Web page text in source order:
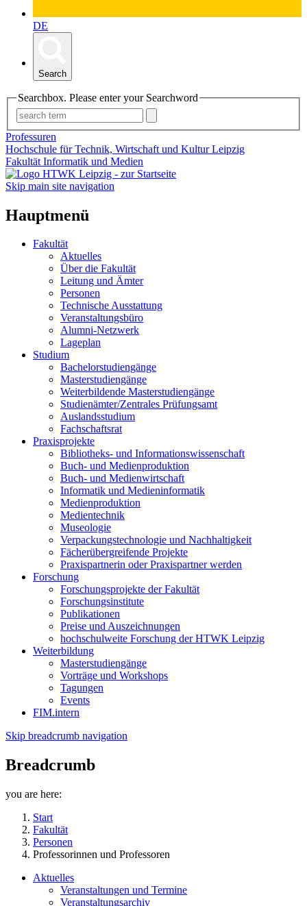
DE
Search
Searchbox. Please enter your Searchword
Professuren
Hochschule für Technik, Wirtschaft und Kultur Leipzig
Fakultät Informatik und Medien
Skip main site navigation
Hauptmenü
Fakultät
Aktuelles
Über die Fakultät
Leitung und Ämter
Personen
Technische Ausstattung
Veranstaltungsbüro
Alumni-Netzwerk
Lageplan
Studium
Bachelorstudiengänge
Masterstudiengänge
Weiterbildende Masterstudiengänge
Studienämter/Zentrales Prüfungsamt
Auslandsstudium
Fachschaftsrat
Praxisprojekte
Bibliotheks- und Informationswissenschaft
Buch- und Medienproduktion
Buch- und Medienwirtschaft
Informatik und Medieninformatik
Medienproduktion
Medientechnik
Museologie
Verpackungstechnologie und Nachhaltigkeit
Fächerübergreifende Projekte
Praxispartnerin oder Praxispartner werden
Forschung
Forschungsprojekte der Fakultät
Forschungsinstitute
Publikationen
Preise und Auszeichnungen
hochschulweite Forschung der HTWK Leipzig
Weiterbildung
Masterstudiengänge
Vorträge und Workshops
Tagungen
Events
FIM.intern
Skip breadcrumb navigation
Breadcrumb
you are here:
Start
Fakultät
Personen
Professorinnen und Professoren
Aktuelles
Veranstaltungen und Termine
Veranstaltungsarchiv